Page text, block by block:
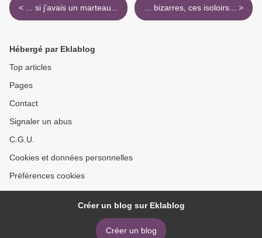
< ... si j'avais un marteau... ... bizarres, ces isoloirs... >
Hébergé par Eklablog
Top articles
Pages
Contact
Signaler un abus
C.G.U.
Cookies et données personnelles
Préférences cookies
Créer un blog sur Eklablog
Créer un blog